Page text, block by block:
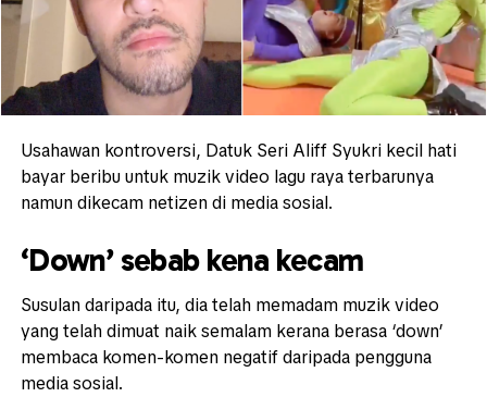
Usahawan kontroversi, Datuk Seri Aliff Syukri kecil hati
bayar beribu untuk muzik video lagu raya terbarunya
namun dikecam netizen di media sosial.
‘Down’ sebab kena kecam
Susulan daripada itu, dia telah memadam muzik video
yang telah dimuat naik semalam kerana berasa ‘down’
membaca komen-komen negatif daripada pengguna
media sosial.